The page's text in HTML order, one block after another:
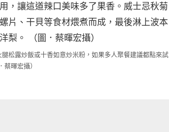
松露炒飯或十香如意炒米粉，如果多人聚餐建議都點來試
暉宏攝）